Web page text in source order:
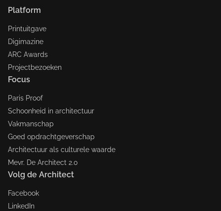
Platform
Printuitgave
Digimazine
ARC Awards
Projectbezoeken
Focus
Paris Proof
Schoonheid in architectuur
Vakmanschap
Goed opdrachtgeverschap
Architectuur als culturele waarde
Mevr. De Architect 2.0
Volg de Architect
Facebook
LinkedIn